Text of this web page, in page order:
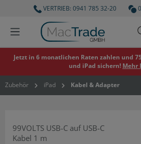
VERTRIEB: 0941 785 32-20
Jetzt in 6 monatlichen Raten zahlen und
und iPad sichern! Mehr
Zubehör iPad Kabel & Adapter
99VOLTS USB-C auf USB-C
Kabel 1 m